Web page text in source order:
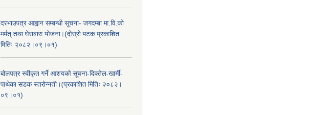
दरभाउपत्र आह्वान सम्बन्धी सूचना- जगदम्बा मा.वि.को
मर्मत् तथा घेराबारा योजना।(दोस्रो पटक प्रकाशित
मितिः २०८२।०९।०१)
बोलपत्र स्वीकृत गर्ने आशयको सूचना-दिक्तेल-खार्मी-
पाथेका सडक स्तरोन्नती।(प्रकाशित मितिः २०८२।
०९।०१)